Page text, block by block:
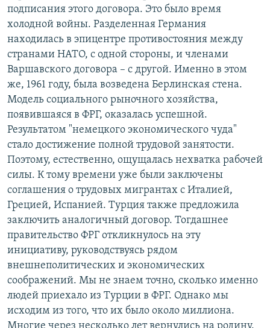
подписания этого договора. Это было время
холодной войны. Разделенная Германия
находилась в эпицентре противостояния между
странами НАТО, с одной стороны, и членами
Варшавского договора – с другой. Именно в этом
же, 1961 году, была возведена Берлинская стена.
Модель социального рыночного хозяйства,
появившаяся в ФРГ, оказалась успешной.
Результатом "немецкого экономического чуда"
стало достижение полной трудовой занятости.
Поэтому, естественно, ощущалась нехватка рабочей
силы. К тому времени уже были заключены
соглашения о трудовых мигрантах с Италией,
Грецией, Испанией. Турция также предложила
заключить аналогичный договор. Тогдашнее
правительство ФРГ откликнулось на эту
инициативу, руководствуясь рядом
внешнеполитических и экономических
соображений. Мы не знаем точно, сколько именно
людей приехало из Турции в ФРГ. Однако мы
исходим из того, что их было около миллиона.